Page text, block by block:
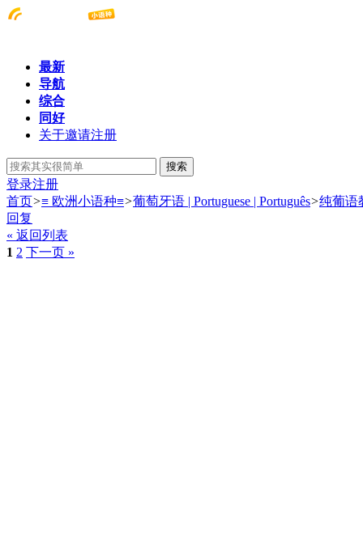
最新
导航
综合
同好
关于邀请注册
搜索
登录注册
首页>≡ 欧洲小语种≡>葡萄牙语 | Portuguese | Português>纯葡语
回复
« 返回列表
1 2 下一页 »